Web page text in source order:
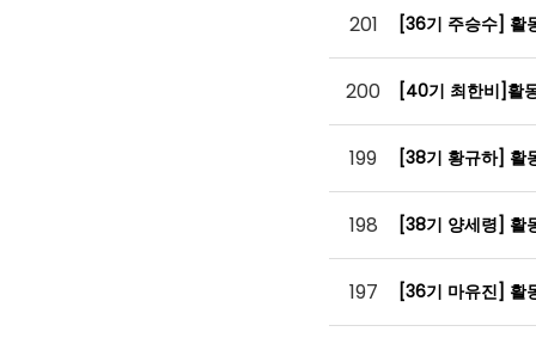
201 [36기 주승수] 활
200 [40기 최한비]활
199 [38기 황규하] 활
198 [38기 양세령] 활
197 [36기 마유진] 활